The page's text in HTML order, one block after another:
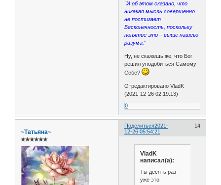
"И об этом сказано, что
никакая мысль совершенно
не постигает
Бесконечность, поскольку
понятие это – выше нашего
разума."
Ну, не скажешь же, что Бог
решил уподобиться Самому
Себе?
Отредактировано VladK
(2021-12-26 02:19:13)
0
Поделиться 14
2021-
12-26 05:54:21
~Татьяна~
✯✯✯✯✯✯
VladK
написал(а):
Ты десять раз
уже это